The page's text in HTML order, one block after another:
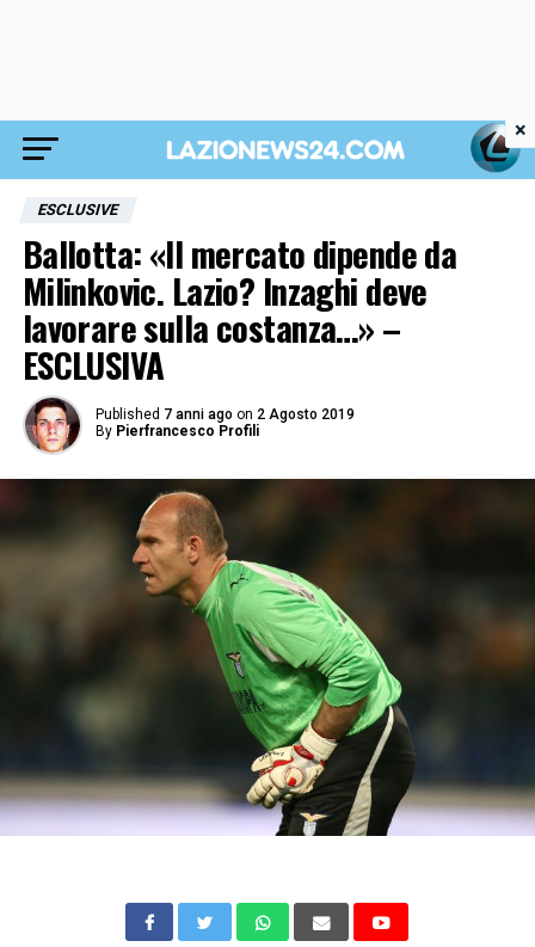
ESCLUSIVE
Ballotta: «Il mercato dipende da
Milinkovic. Lazio? Inzaghi deve
lavorare sulla costanza…» –
ESCLUSIVA
Published 7 anni ago on 2 Agosto 2019
By Pierfrancesco Profili
×